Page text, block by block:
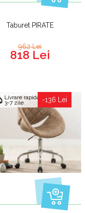
Taburet PIRATE
962 Lei
818 Lei
Livrare rapida
3-7 zile -136 Lei